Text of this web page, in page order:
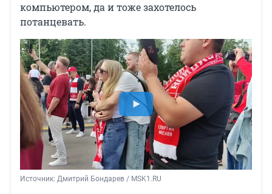
компьютером, да и тоже захотелось
потанцевать.
Источник: Дмитрий Бондарев / MSK1.RU